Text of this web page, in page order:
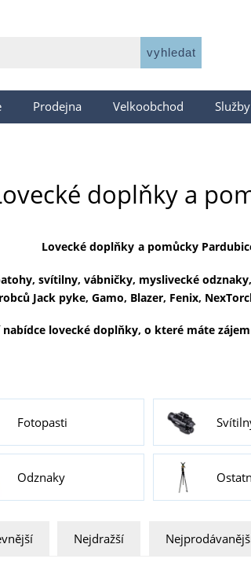
Prodejna Velkoobchod Služby
doplňky a
Lovecké doplňky a pomůcky
svítilny, vábničky, myslivecké
Jack pyke, Gamo, Blazer, Fenix,
nabídce lovecké doplňky, o které máte
Fotopasti
Odznaky
Nejdražší